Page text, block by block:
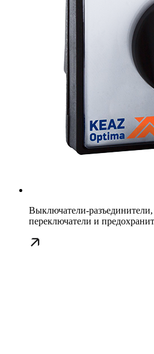
Выключатели-разъединители,
переключатели и